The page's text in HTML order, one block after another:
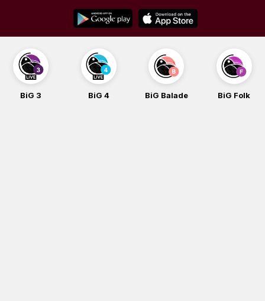
content
BiG 3 BiG 4 BiG Balade BiG Folk